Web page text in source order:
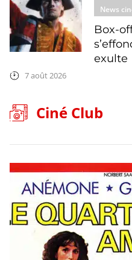
News
Box-
exulte
7 août 2026
Ciné Club